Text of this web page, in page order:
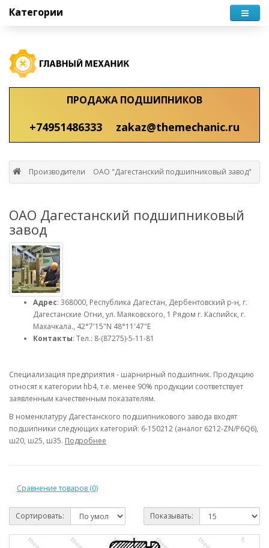
Категории
ПРОДАЖА ПОДШИПНИКОВ
+74951486333 zakaz@themechanic.ru
Производители ОАО "Дагестанский подшипниковый завод"
ОАО Дагестанский подшипниковый
завод
Адрес: 368000, Республика Дагестан, Дербентовский р-н, г.
Дагестанские Огни, ул. Маяковского, 1 Рядом г. Каспийск, г.
Махачкала., 42°7'15"N 48°11'47"E
Контакты: Тел.: 8-(87275)-5-11-81
Специализация предприятия - шарнирный подшипник. Продукцию
относят к категории hb4, т.е. менее 90% продукции соответствует
заявленным качественным показателям.
В номенклатуру Дагестанского подшипникового завода входят
подшипники следующих категорий: 6-150212 (аналог 6212-ZN/P6Q6),
ш20, ш25, ш35. Подробнее
Сравнение товаров (0)
Сортировать: Показывать: